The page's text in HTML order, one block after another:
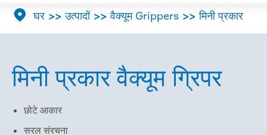
 घर उत्पादों वैक्यूम Grippers मिनी प्रकार
मिनी प्रकार वैक्यूम ग्रिपर
छोटे आकार
सरल संरचना